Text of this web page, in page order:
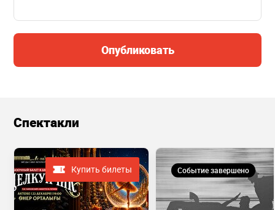
Опубликовать
Спектакли
Купить билеты Событие завершено